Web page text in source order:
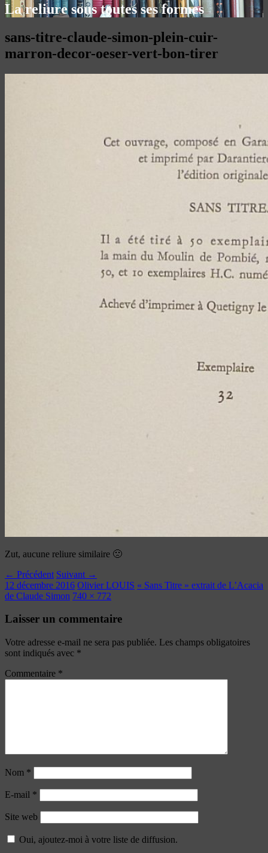
La reliure sous toutes ses formes
sans-titre-claude-simon-plein-cuir-
marron-decor-oeser-vert-bon-tirer
Zut, aucune reliure similaire 🙁
← Précédent Suivant →
12 décembre 2016 Olivier LOUIS « Sans Titre » extrait de L’Acacia
de Claude Simon 740 × 772
Laisser un commentaire
Votre adresse e-mail ne sera pas publiée. Les champs obligatoires
sont indiqués avec *
Commentaire *
Nom *
E-mail *
Site web
Oui, ajoutez-moi à votre liste de diffusion.